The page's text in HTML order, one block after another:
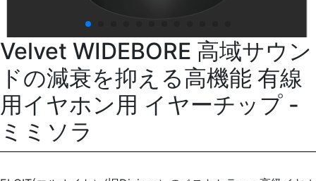
Velvet WIDEBORE 高域サウン
ドの減衰を抑える高機能 有線
用イヤホン用 イヤーチップ -
ミミソラ